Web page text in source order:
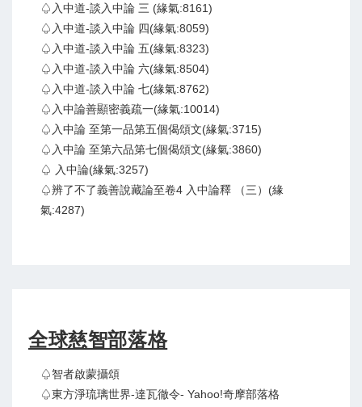
♤入中道-談入中論 三 (緣氣:8161)
♤入中道-談入中論 四(緣氣:8059)
♤入中道-談入中論 五(緣氣:8323)
♤入中道-談入中論 六(緣氣:8504)
♤入中道-談入中論 七(緣氣:8762)
♤入中論善顯密義疏一(緣氣:10014)
♤入中論 至第一品第五個偈頌文(緣氣:3715)
♤入中論 至第六品第七個偈頌文(緣氣:3860)
♤ 入中論(緣氣:3257)
♤辨了不了義善說藏論至卷4 入中論釋 （三）(緣
氣:4287)
全球慈智部落格
♤智者啟蒙攝頌
♤東方淨琉璃世界-達瓦徹令- Yahoo!奇摩部落格